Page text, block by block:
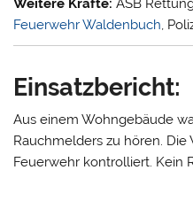
Weitere Kräfte: ASB
Feuerwehr Waldenbuch,
Einsatzbericht:
Aus einem Wohngebäude
Rauchmelders zu hören.
Feuerwehr kontrolliert. Kein